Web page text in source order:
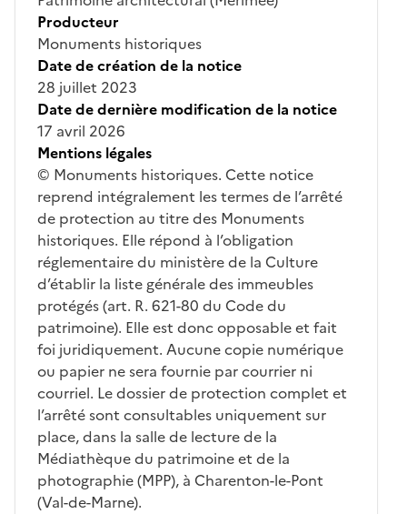
Producteur
Monuments historiques
Date de création de la notice
28 juillet 2023
Date de dernière modification de la notice
17 avril 2026
Mentions légales
© Monuments historiques. Cette notice
reprend intégralement les termes de l’arrêté
de protection au titre des Monuments
historiques. Elle répond à l’obligation
réglementaire du ministère de la Culture
d’établir la liste générale des immeubles
protégés (art. R. 621-80 du Code du
patrimoine). Elle est donc opposable et fait
foi juridiquement. Aucune copie numérique
ou papier ne sera fournie par courrier ni
courriel. Le dossier de protection complet et
l’arrêté sont consultables uniquement sur
place, dans la salle de lecture de la
Médiathèque du patrimoine et de la
photographie (MPP), à Charenton-le-Pont
(Val-de-Marne).